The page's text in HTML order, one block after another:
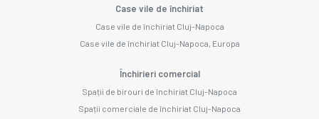
Case vile de închiriat
Case vile de închiriat Cluj-Napoca
Case vile de închiriat Cluj-Napoca, Europa
Închirieri comercial
Spații de birouri de închiriat Cluj-Napoca
Spații comerciale de închiriat Cluj-Napoca